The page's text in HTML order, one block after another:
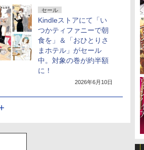
セール
Kindleストアにて「い
つかティファニーで朝
食を」＆「おひとりさ
まホテル」がセール
中。対象の巻が約半額
に！
2026年6月10日